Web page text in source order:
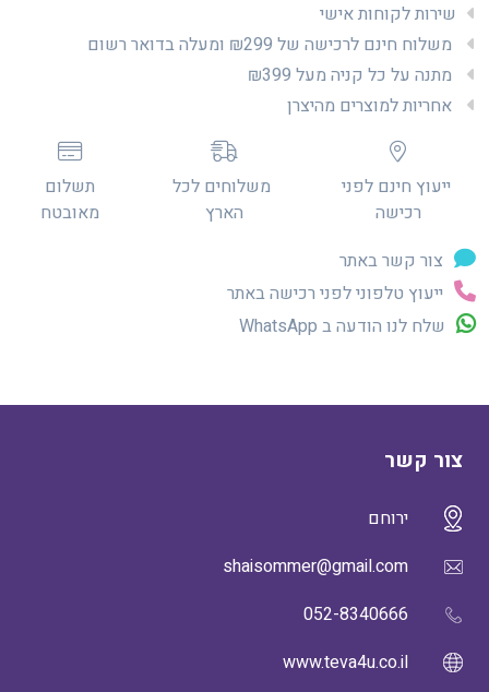
שירות לקוחות אישי
משלוח חינם לרכישה של ₪299 ומעלה בדואר רשום
מתנה על כל קניה מעל ₪399
אחריות למוצרים מהיצרן
ייעוץ חינם לפני
רכישה
משלוחים לכל
הארץ
תשלום
מאובטח
צור קשר באתר
ייעוץ טלפוני לפני רכישה באתר
שלח לנו הודעה ב WhatsApp
צור קשר
ירוחם
shaisommer@gmail.com
052-8340666
www.teva4u.co.il